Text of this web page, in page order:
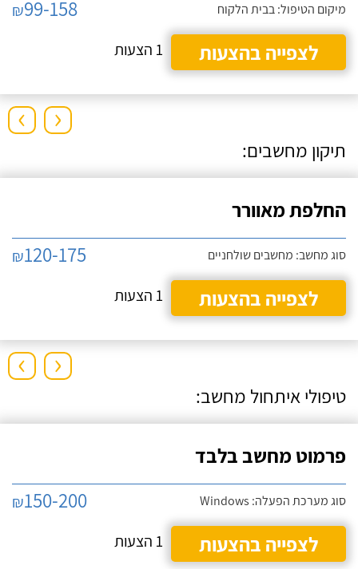
מיקום הטיפול: בבית הלקוח ₪99-158
לצפייה בהצעות
1 הצעות
› ‹
תיקון מחשבים:
החלפת מאוורר
סוג מחשב: מחשבים שולחניים ₪120-175
לצפייה בהצעות
1 הצעות
› ‹
טיפולי איתחול מחשב:
פרמוט מחשב בלבד
סוג מערכת הפעלה: Windows ₪150-200
לצפייה בהצעות
1 הצעות